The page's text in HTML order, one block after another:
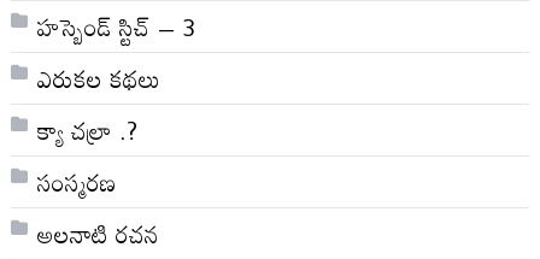
హస్బెండ్ స్టిచ్ – 3
ఎరుకల కథలు
క్యా చల్రా .?
సంస్మరణ
అలనాటి రచన